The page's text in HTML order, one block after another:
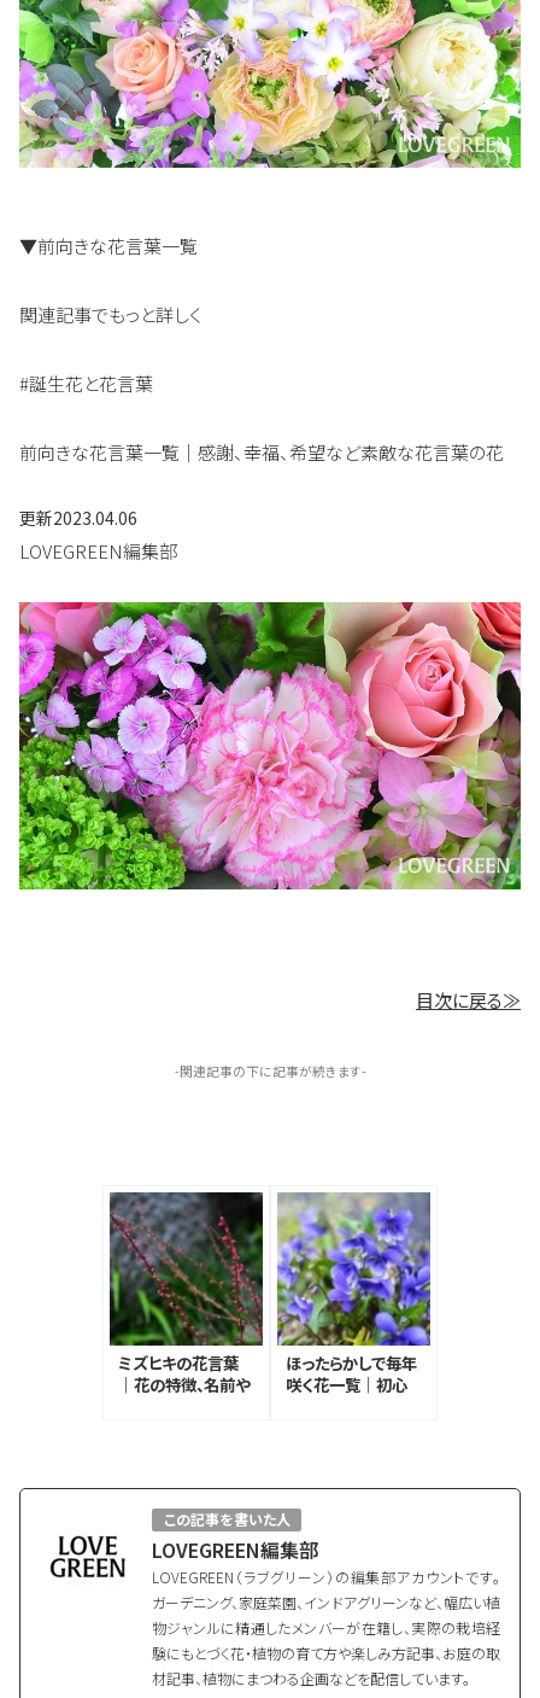
▼前向きな花言葉一覧
関連記事でもっと詳しく
#誕生花と花言葉
前向きな花言葉一覧｜感謝、幸福、希望など素敵な花言葉の花
更新2023.04.06
LOVEGREEN編集部
目次に戻る≫
-関連記事の下に記事が続きます-
ミズヒキの花言葉
｜花の特徴、名前や
ほったらかしで毎年
咲く花一覧｜初心
この記事を書いた人
LOVEGREEN編集部
LOVEGREEN（ラブグリーン）の編集部アカウントです。
ガーデニング、家庭菜園、インドアグリーンなど、幅広い植
物ジャンルに精通したメンバーが在籍し、実際の栽培経
験にもとづく花・植物の育て方や楽しみ方記事、お庭の取
材記事、植物にまつわる企画などを配信しています。